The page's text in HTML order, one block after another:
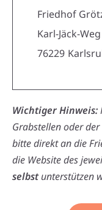
Friedhof
Karl-Jäck-Weg
76229
Wichtiger Hinweis:
Grabstellen oder
bitte direkt an die
die Website des
selbstunterstützen